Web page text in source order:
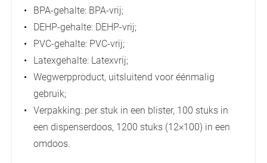
BPA-gehalte: BPA-vrij;
DEHP-gehalte: DEHP-vrij;
PVC-gehalte: PVC-vrij;
Latexgehalte: Latexvrij;
Wegwerpproduct, uitsluitend voor éénmalig
gebruik;
Verpakking: per stuk in een blister, 100 stuks in
een dispenserdoos, 1200 stuks (12×100) in een
omdoos.